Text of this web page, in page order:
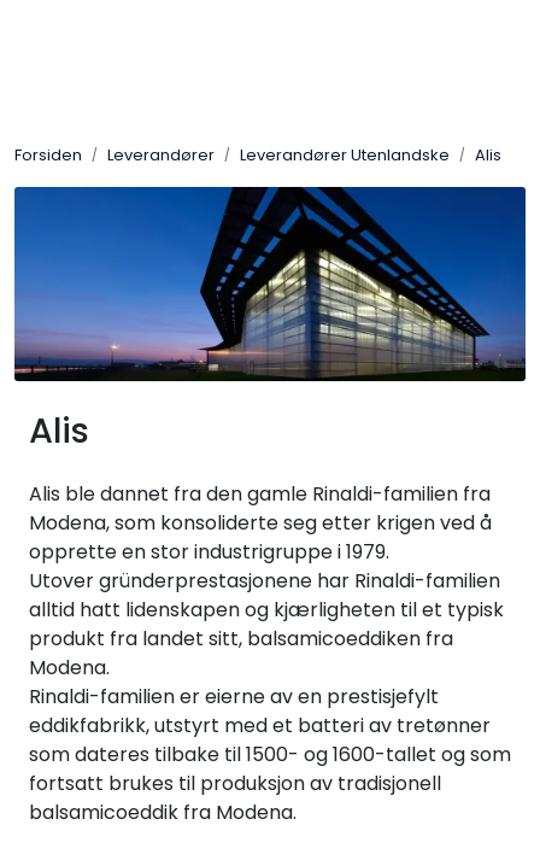
Forsiden Leverandører Leverandører Utenlandske Alis
Alis
Alis ble dannet fra den gamle Rinaldi-familien fra
Modena, som konsoliderte seg etter krigen ved å
opprette en stor industrigruppe i 1979.
Utover gründerprestasjonene har Rinaldi-familien
alltid hatt lidenskapen og kjærligheten til et typisk
produkt fra landet sitt, balsamicoeddiken fra
Modena.
Rinaldi-familien er eierne av en prestisjefylt
eddikfabrikk, utstyrt med et batteri av tretønner
som dateres tilbake til 1500- og 1600-tallet og som
fortsatt brukes til produksjon av tradisjonell
balsamicoeddik fra Modena.
Kjøtt og spekemat
Konserver
Søtsaker
Olje & Eddik
Non Food
Inspirasjon
Leverandører